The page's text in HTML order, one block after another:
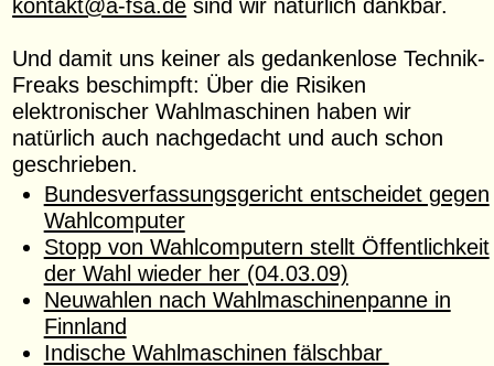
kontakt@a-fsa.de sind wir natürlich dankbar.
Und damit uns keiner als gedankenlose Technik-
Freaks beschimpft: Über die Risiken
elektronischer Wahlmaschinen haben wir
natürlich auch nachgedacht und auch schon
geschrieben.
Bundesverfassungsgericht entscheidet gegen
Wahlcomputer
Stopp von Wahlcomputern stellt Öffentlichkeit
der Wahl wieder her (04.03.09)
Neuwahlen nach Wahlmaschinenpanne in
Finnland
Indische Wahlmaschinen fälschbar